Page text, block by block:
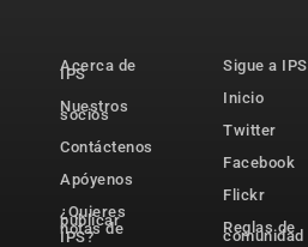
Acerca de
IPS
Nuestros
socios
Contáctenos
Apóyenos
¿Quieres
publicar
notas de
IPS?
Sigue a IPS
Inicio
Twitter
Facebook
Flickr
Reglas de
comunidad